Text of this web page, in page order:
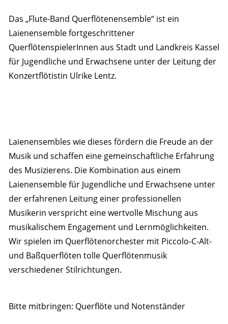
Das „Flute-Band Querflötenensemble“ ist ein
Laienensemble fortgeschrittener
QuerflötenspielerInnen aus Stadt und Landkreis Kassel
für Jugendliche und Erwachsene unter der Leitung der
Konzertflötistin Ulrike Lentz.
Laienensembles wie dieses fördern die Freude an der
Musik und schaffen eine gemeinschaftliche Erfahrung
des Musizierens. Die Kombination aus einem
Laienensemble für Jugendliche und Erwachsene unter
der erfahrenen Leitung einer professionellen
Musikerin verspricht eine wertvolle Mischung aus
musikalischem Engagement und Lernmöglichkeiten.
Wir spielen im Querflötenorchester mit Piccolo-C-Alt-
und Baßquerflöten tolle Querflötenmusik
verschiedener Stilrichtungen.
Bitte mitbringen: Querflöte und Notenständer